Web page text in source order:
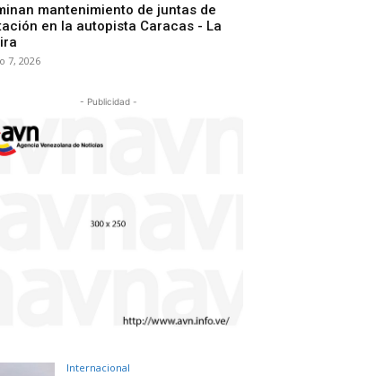
mantenimiento de juntas de
en la autopista Caracas - La
7, 2026
- Publicidad -
Internacional